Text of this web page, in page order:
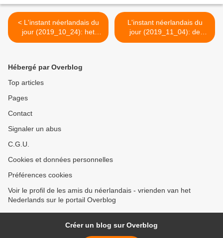
< L'instant néerlandais du
jour (2019_10_24): het
hoger onderwijs
L'instant néerlandais du
jour (2019_11_04): de
wiskunde >
Hébergé par Overblog
Top articles
Pages
Contact
Signaler un abus
C.G.U.
Cookies et données personnelles
Préférences cookies
Voir le profil de les amis du néerlandais - vrienden van het
Nederlands sur le portail Overblog
Créer un blog sur Overblog